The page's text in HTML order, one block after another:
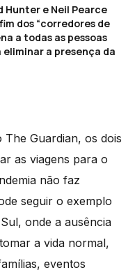
Hunter e Neil Pearce
dos “corredores de
a todas as pessoas
a presença da
Guardian, os dois
as viagens para o
não faz
seguir o exemplo
onde a ausência
a vida normal,
eventos